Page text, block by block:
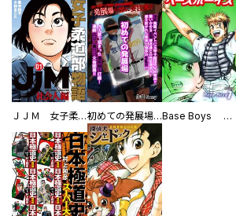
ＪＪＭ 女子柔道部物語 社会人編 初めての発展場 【白抜き修正版】 Base Boys 新装版